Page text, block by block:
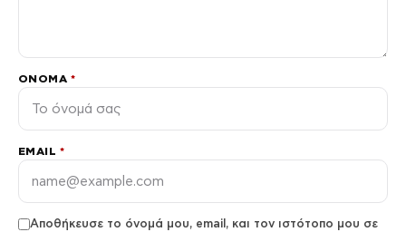
ΌΝΟΜΑ *
EMAIL *
Αποθήκευσε το όνομά μου, email, και τον ιστότοπο μου σε